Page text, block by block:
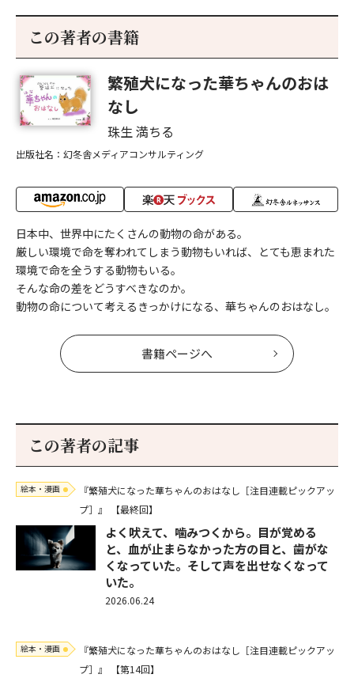
この著者の書籍
繁殖犬になった華ちゃんのおは
なし
珠生 満ちる
出版社名：幻冬舎メディアコンサルティング
日本中、世界中にたくさんの動物の命がある。
厳しい環境で命を奪われてしまう動物もいれば、とても恵まれた
環境で命を全うする動物もいる。
そんな命の差をどうすべきなのか。
動物の命について考えるきっかけになる、華ちゃんのおはなし。
書籍ページへ
この著者の記事
絵本・漫画
『繁殖犬になった華ちゃんのおはなし［注目連載ピックアッ
プ］』
【最終回】
よく吠えて、噛みつくから。目が覚める
と、血が止まらなかった方の目と、歯がな
くなっていた。そして声を出せなくなって
いた。
2026.06.24
絵本・漫画
『繁殖犬になった華ちゃんのおはなし［注目連載ピックアッ
プ］』
【第14回】